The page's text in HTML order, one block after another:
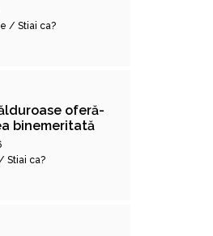
/ Stiai ca?
oferă-
binemeritată
Stiai ca?